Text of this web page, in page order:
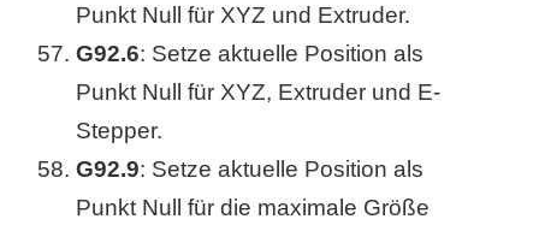
Punkt Null für XYZ und Extruder.
G92.6: Setze aktuelle Position als
Punkt Null für XYZ, Extruder und E-
Stepper.
G92.9: Setze aktuelle Position als
Punkt Null für die maximale Größe